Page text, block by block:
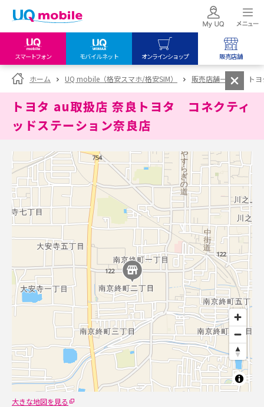
スマートフォン モバイルネット オンラインショップ 販売店舗
my UQ WiMAX
UQ WiMAX ご契約の方
My UQ mobile
UQ mobile ご契約の方
UQ mobile
データチャージサイト
UQ mobile
オンラインショップ
UQ WiMAX
オンラインショップ
UQ mobile
販売店舗
UQ WiMAX
販売店舗
ホーム UQ mobile（格安スマホ/格安SIM） 販売店舗一覧 ト
トヨタ au取扱店 奈良トヨタ コネクティ
ッドステーション奈良店
大きな地図を見る